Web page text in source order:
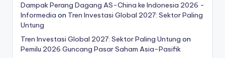
Dampak Perang Dagang AS-China ke Indonesia 2026 -
Informedia on Tren Investasi Global 2027: Sektor Paling
Untung
Tren Investasi Global 2027: Sektor Paling Untung on
Pemilu 2026 Guncang Pasar Saham Asia-Pasifik